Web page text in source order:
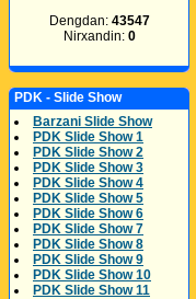
Dengdan: 43547
Nirxandin: 0
PDK - Slide Show
Barzani Slide Show
PDK Slide Show 1
PDK Slide Show 2
PDK Slide Show 3
PDK Slide Show 4
PDK Slide Show 5
PDK Slide Show 6
PDK Slide Show 7
PDK Slide Show 8
PDK Slide Show 9
PDK Slide Show 10
PDK Slide Show 11